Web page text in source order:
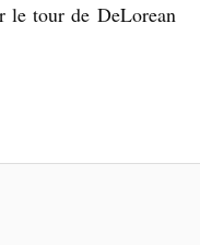
le tour de DeLorean